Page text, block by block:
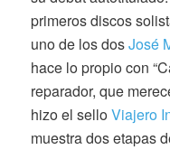
primeros discos
uno de los dosJosé
hace lo propio con
reparador, que
hizo el selloViajero
muestra dos etapas